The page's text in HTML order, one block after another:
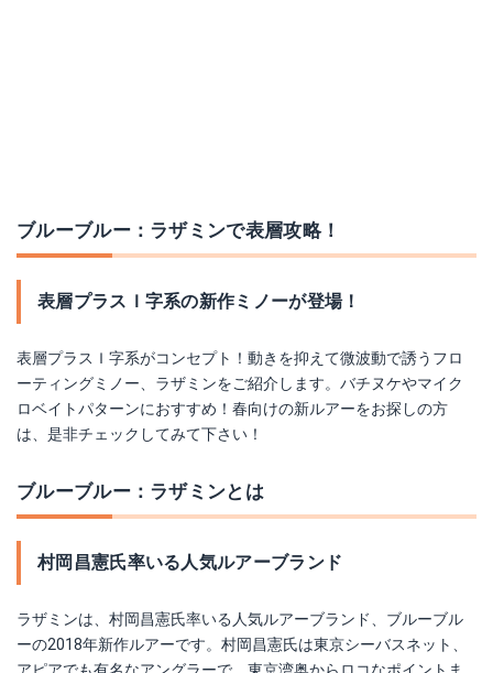
ブルーブルー：ラザミンで表層攻略！
表層プラスＩ字系の新作ミノーが登場！
表層プラスＩ字系がコンセプト！動きを抑えて微波動で誘うフロ
ーティングミノー、ラザミンをご紹介します。バチヌケやマイク
ロベイトパターンにおすすめ！春向けの新ルアーをお探しの方
は、是非チェックしてみて下さい！
ブルーブルー：ラザミンとは
村岡昌憲氏率いる人気ルアーブランド
ラザミンは、村岡昌憲氏率いる人気ルアーブランド、ブルーブル
ーの2018年新作ルアーです。村岡昌憲氏は東京シーバスネット、